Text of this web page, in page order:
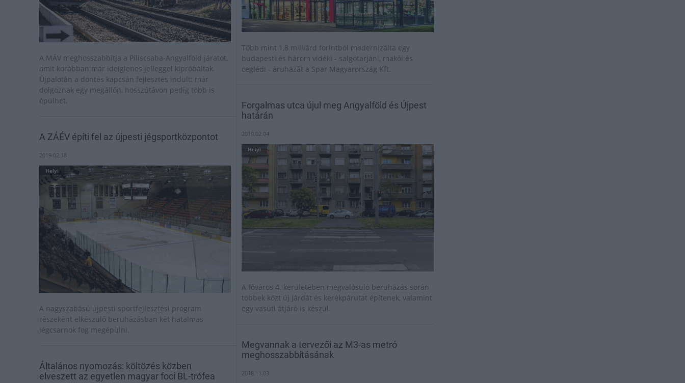
A MÁV meghosszabbítja a Piliscsaba-Angyalföld járatot,
amit korábban már ideiglenes jelleggel kipróbáltak.
Újpalotán a döntés kapcsán fejlesztés indult: már
dolgoznak egy megállón, hosszútávon pedig több is
épülhet.
A ZÁÉV építi fel az újpesti jégsportközpontot
2019.02.18
Helyi
A nagyszabású újpesti sportfejlesztési program
részeként elkészülő beruházásban két hatalmas
jégcsarnok fog megépülni.
Általános nyomozás: költözés közben
elveszett az egyetlen magyar foci BL-trófea
Több mint 1,8 milliárd forintból modernizálta egy
budapesti és három vidéki - salgótarjáni, makói és
ceglédi - áruházát a Spar Magyarország Kft.
Forgalmas utca újul meg Angyalföld és Újpest
határán
2019.02.04
Helyi
A főváros 4. kerületében megvalósuló beruházás során
többek közt új járdát és kerékpárutat építenek, valamint
egy vasúti átjáró is készül.
Megvannak a tervezői az M3-as metró
meghosszabbításának
2018.11.03